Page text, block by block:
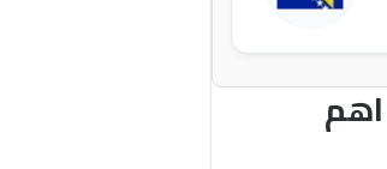
افلام 4 يو مباريات اليوم بث مباشر بدون انقطاع بجودة عالية aflam4you اهم